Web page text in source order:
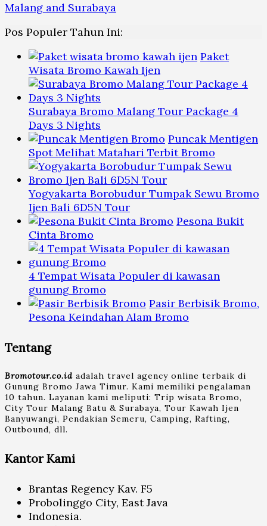
Pos Populer Tahun Ini:
Paket
Wisata Bromo Kawah Ijen
Surabaya Bromo Malang Tour Package 4
Days 3 Nights
Puncak Mentigen
Spot Melihat Matahari Terbit Bromo
Yogyakarta Borobudur Tumpak Sewu Bromo
Ijen Bali 6D5N Tour
Pesona Bukit
Cinta Bromo
4 Tempat Wisata Populer di kawasan
gunung Bromo
Pasir Berbisik Bromo,
Pesona Keindahan Alam Bromo
Tentang
Bromotour.co.id adalah travel agency online terbaik di
Gunung Bromo Jawa Timur. Kami memiliki pengalaman
10 tahun. Layanan kami meliputi: Trip wisata Bromo,
City Tour Malang Batu & Surabaya, Tour Kawah Ijen
Banyuwangi, Pendakian Semeru, Camping, Rafting,
Outbound, dll.
Kantor Kami
Brantas Regency Kav. F5
Probolinggo City, East Java
Indonesia.